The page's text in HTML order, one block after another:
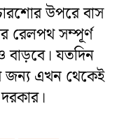
উপরে বাস
রেলপথ সম্পূর্ণ
যতদিন
জন্য এখন থেকেই